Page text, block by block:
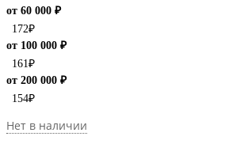
от 60 000 ₽
172₽
от 100 000 ₽
161 ₽
от 200 000 ₽
154₽
Нет в наличии